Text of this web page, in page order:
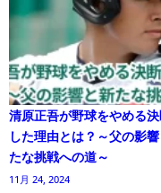
清原正吾が野球をやめる
した理由とは？～父の影
たな挑戦への道～
11月 24, 2024